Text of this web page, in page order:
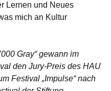
Lernen und Neues
mich an Kultur
Gray“ gewann im
den Jury-Preis des HAU
Festival „Impulse“ nach